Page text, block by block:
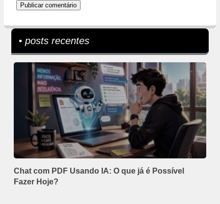
• posts recentes
Chat com PDF Usando IA: O que já é Possível
Fazer Hoje?